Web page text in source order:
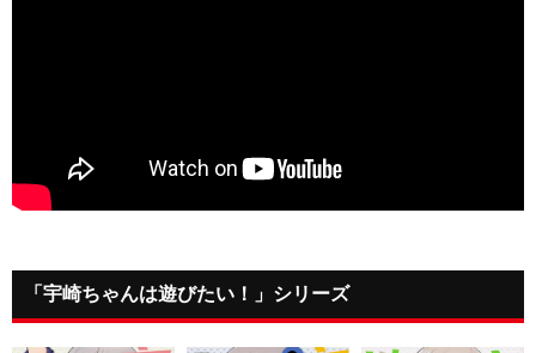
「宇崎ちゃんは遊びたい！」シリーズ